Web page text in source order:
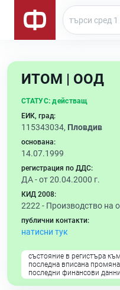
ИТОМ | ООД
СТАТУС: действащ
ЕИК, град:
115343034, Пловдив
основана:
14.07.1999
регистрация по ДДС:
ДА - от 20.04.2000 г.
КИД 2008:
2222 - Производство на
публични контакти:
натисни тук
състояние в регистъра към
последна вписана
последни финансови